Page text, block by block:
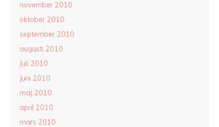
november 2010
oktober 2010
september 2010
augusti 2010
juli 2010
juni 2010
maj 2010
april 2010
mars 2010